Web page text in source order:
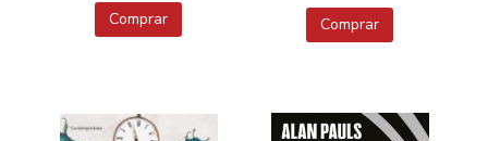
Comprar Comprar